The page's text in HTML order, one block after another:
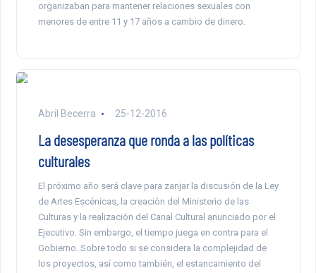
organizaban para mantener relaciones sexuales con
menores de entre 11 y 17 años a cambio de dinero.
Abril Becerra 25-12-2016
La desesperanza que ronda a las políticas
culturales
El próximo año será clave para zanjar la discusión de la Ley
de Artes Escénicas, la creación del Ministerio de las
Culturas y la realización del Canal Cultural anunciado por el
Ejecutivo. Sin embargo, el tiempo juega en contra para el
Gobierno. Sobre todo si se considera la complejidad de
los proyectos, así como también, el estancamiento del